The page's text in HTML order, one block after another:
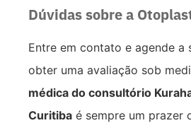
Dúvidas sobre a
Entre em contato e agende a
obter uma avaliação sob
médica do consultório
Curitiba é sempre um prazer